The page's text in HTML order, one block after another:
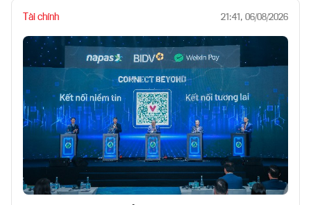
Tài chính 21:41, 06/08/2026